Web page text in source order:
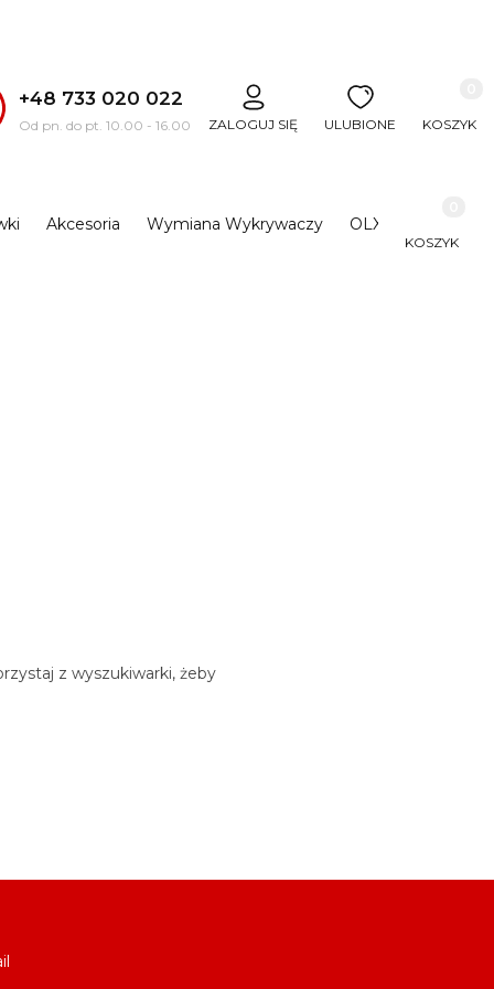
+48 733 020 022
Od pn. do pt. 10.00 - 16.00 ZALOGUJ SIĘ ULUBIONE KOSZYK
Akcesoria Wymiana Wykrywaczy OLX
KOSZYK
z wyszukiwarki, żeby